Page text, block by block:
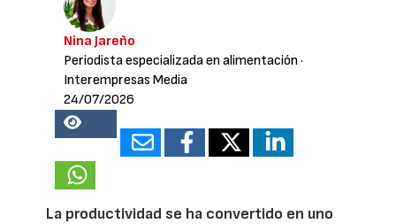
Nina Jareño
Periodista especializada en alimentación ·
Interempresas Media
24/07/2026
18431
La productividad se ha convertido en uno